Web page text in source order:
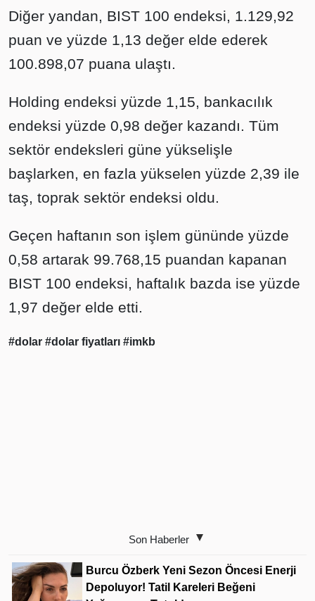
Diğer yandan, BIST 100 endeksi, 1.129,92
puan ve yüzde 1,13 değer elde ederek
100.898,07 puana ulaştı.
Holding endeksi yüzde 1,15, bankacılık
endeksi yüzde 0,98 değer kazandı. Tüm
sektör endeksleri güne yükselişle
başlarken, en fazla yükselen yüzde 2,39 ile
taş, toprak sektör endeksi oldu.
Geçen haftanın son işlem gününde yüzde
0,58 artarak 99.768,15 puandan kapanan
BIST 100 endeksi, haftalık bazda ise yüzde
1,97 değer elde etti.
#dolar #dolar fiyatları #imkb
Son Haberler
Burcu Özberk Yeni Sezon Öncesi Enerji
Depoluyor! Tatil Kareleri Beğeni